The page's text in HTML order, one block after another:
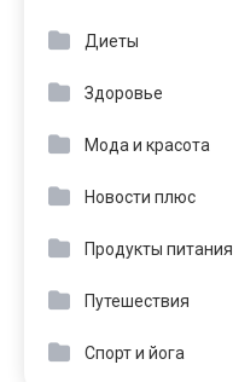
Диеты
Здоровье
Мода и красота
Новости плюс
Продукты питания
Путешествия
Спорт и йога